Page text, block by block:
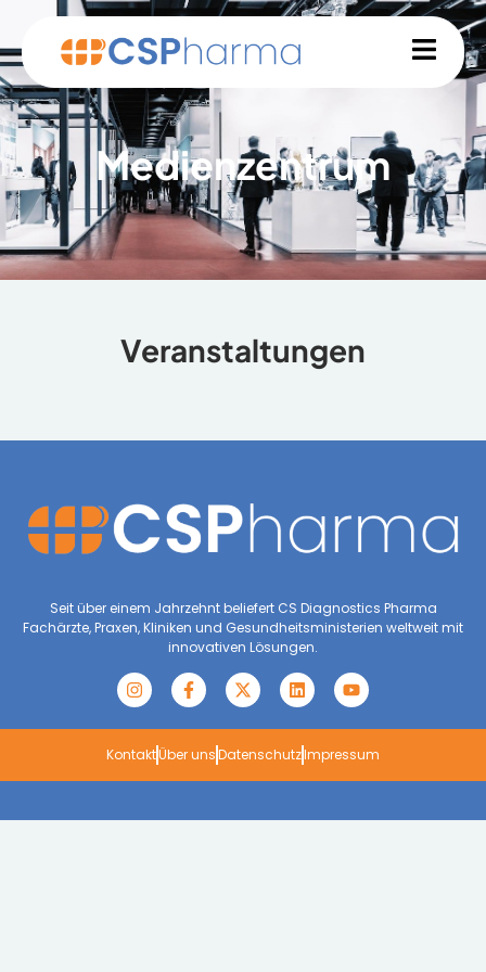
Medienzentrum
Veranstaltungen
Seit über einem Jahrzehnt beliefert CS Diagnostics Pharma
Fachärzte, Praxen, Kliniken und Gesundheitsministerien weltweit mit
innovativen Lösungen.
KontaktÜber unsDatenschutzImpressum